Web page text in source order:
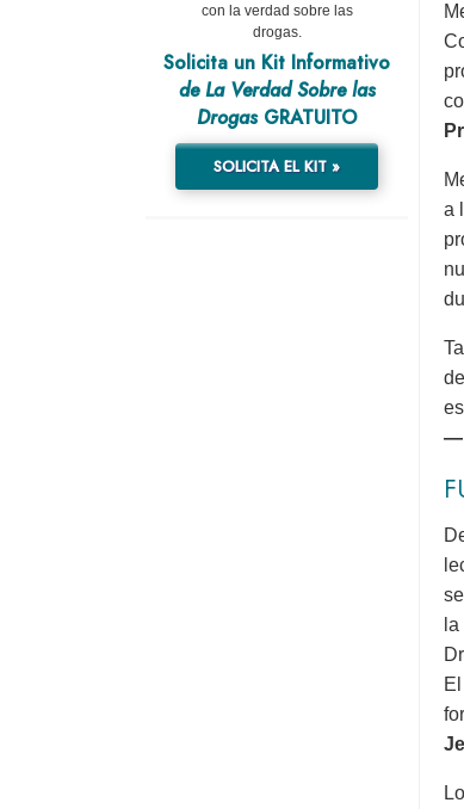
a
—
con la verdad sobre las
drogas.
Solicita un Kit Informativo
de La Verdad Sobre las
DrogasGRATUITO
SOLICITA EL KIT »